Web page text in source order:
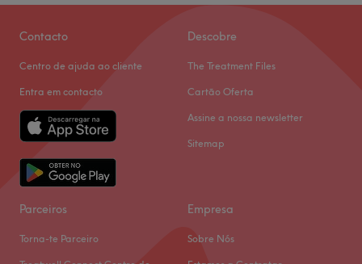
Contacto
Centro de ajuda ao cliente
Entra em contacto
Descobre
The Treatment Files
Cartão Oferta
Assine a nossa newsletter
Sitemap
Parceiros
Torna-te Parceiro
Empresa
Sobre Nós